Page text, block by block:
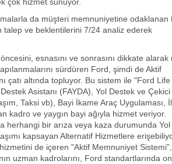
da müşteri memnuniyetine odaklanan
talep ve beklentilerini 7/24 analiz ederek
esnasını ve sonrasını dikkate alarak
sürdüren Ford, şimdi de Aktif
çatı altında topluyor. Bu sistem ile "Ford
Asistanı (FAYDA), Yol Destek ve Çekici
Taksi vb), Bayi İkame Araç Uygulaması,
kadro ve yaygın bayi ağıyla hizmet veriyor.
herhangi bir arıza veya kaza durumunda
kapsayan Alternatif Hizmetlere
de içeren "Aktif Memnuniyet
uzman kadrolarını, Ford standartlarında